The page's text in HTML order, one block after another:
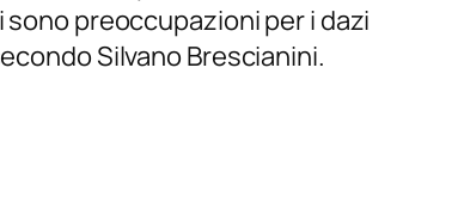
preoccupazioni per i dazi
Silvano Brescianini.